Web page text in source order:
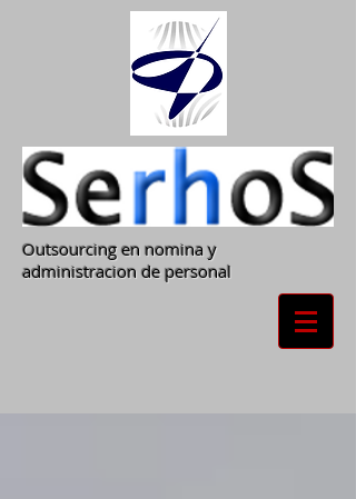
Outsourcing en nomina y
administracion de personal